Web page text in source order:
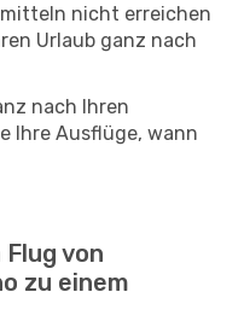
nicht erreichen
Urlaub ganz nach
nach Ihren
Ihre Ausflüge, wann
von
zu einem